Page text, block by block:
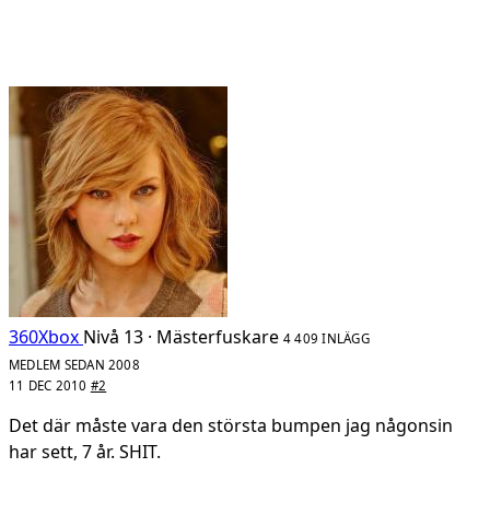
360Xbox Nivå 13 · Mästerfuskare 4 409 INLÄGG
MEDLEM SEDAN 2008
11 DEC 2010 #2
Det där måste vara den största bumpen jag någonsin
har sett, 7 år. SHIT.